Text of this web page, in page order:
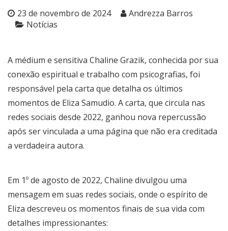
23 de novembro de 2024
Andrezza Barros
Notícias
A médium e sensitiva Chaline Grazik, conhecida por sua
conexão espiritual e trabalho com psicografias, foi
responsável pela carta que detalha os últimos
momentos de Eliza Samudio. A carta, que circula nas
redes sociais desde 2022, ganhou nova repercussão
após ser vinculada a uma página que não era creditada
a verdadeira autora.
Em 1º de agosto de 2022, Chaline divulgou uma
mensagem em suas redes sociais, onde o espírito de
Eliza descreveu os momentos finais de sua vida com
detalhes impressionantes: